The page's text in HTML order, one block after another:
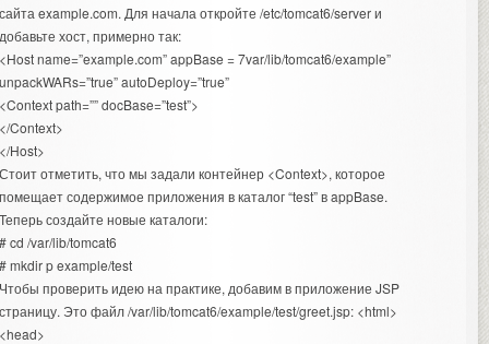
example.com. Для начала откройте /etc/tomcat6/server и
хост, примерно так:
name=”example.com” appBase = 7var/lib/tomcat6/example”
autoDeploy=”true”
path=”” docBase=”test”>
Context>
Host>
отметить, что мы задали контейнер <Context>, которое
содержимое приложения в каталог “test” в appBase.
создайте новые каталоги:
cd /var/lib/tomcat6
mkdir p example/test
проверить идею на практике, добавим в приложение JSP
Это файл /var/lib/tomcat6/example/test/greet.jsp: <html>